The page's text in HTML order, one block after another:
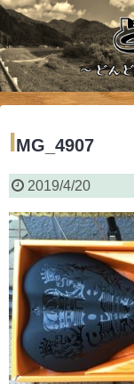
IMG_4907
2019/4/20